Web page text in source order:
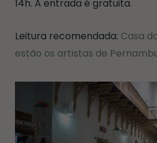
14h. A entrada é gratuita.
Leitura recomendada: Casa
estão os artistas de